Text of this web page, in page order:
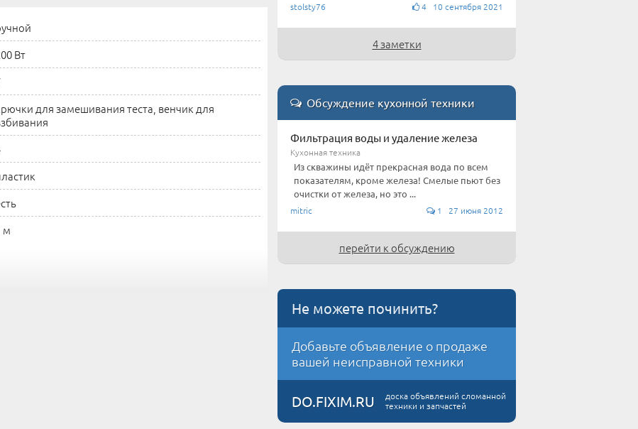
Вт
для замешивания теста, венчик для
м
stolsty76 4 10 сентября 2021
4 заметки
Обсуждение кухонной техники
Фильтрация воды и удаление железа
Кухонная техника
Из скважины идёт прекрасная вода по всем
показателям, кроме железа! Смелые пьют без
очистки от железа, но это ...
mitric 1 27 июня 2012
перейти к обсуждению
Не можете починить?
Добавьте объявление о продаже
вашей неисправной техники
DO.FIXIM.RU
доска объявлений сломанной
техники и запчастей